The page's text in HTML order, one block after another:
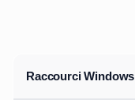
Raccourci Windows